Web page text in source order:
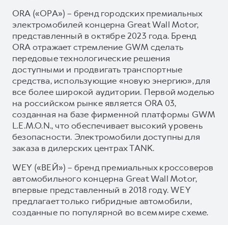
ORA («ОРА») – бренд городских премиальных
электромобилей концерна Great Wall Motor,
представленный в октябре 2023 года. Бренд
ORA отражает стремление GWM сделать
передовые технологические решения
доступными и продвигать транспортные
средства, использующие «новую энергию», для
все более широкой аудитории. Первой моделью
на российском рынке является ORA 03,
созданная на базе фирменной платформы GWM
L.E.M.O.N., что обеспечивает высокий уровень
безопасности. Электромобили доступны для
заказа в дилерских центрах TANK.
WEY («ВЕЙ») – бренд премиальных кроссоверов
автомобильного концерна Great Wall Motor,
впервые представленный в 2018 году. WEY
предлагает только гибридные автомобили,
созданные по популярной во всем мире схеме.